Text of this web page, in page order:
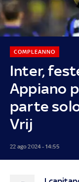
Inter,
Appiano
parte
Vrij
COMPLEANNO
22 ago 2024 - 14:55